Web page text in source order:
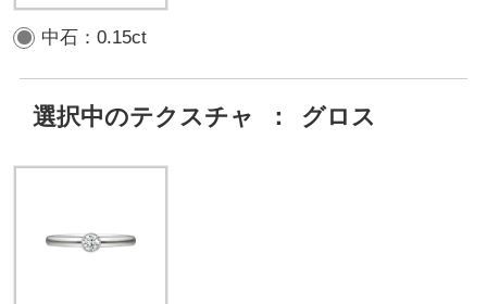
中石：0.15ct
選択中のテクスチャ ： グロス